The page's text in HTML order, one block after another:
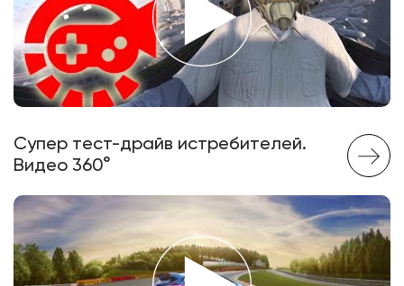
Супер тест-драйв истребителей.
Видео 360°